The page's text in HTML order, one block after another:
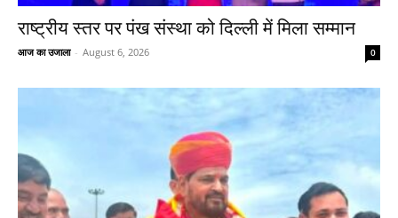
राष्ट्रीय स्तर पर पंख संस्था को दिल्ली में मिला सम्मान
आज का उजाला - August 6, 2026 0